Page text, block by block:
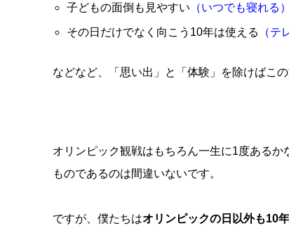
子どもの面倒も見やすい （いつでも寝れる）
その日だけでなく向こう10年は使える （テ
などなど、「思い出」と「体験」を除けばこ
オリンピック観戦はもちろん一生に1度ある
ものであるのは間違いないです。
ですが、僕たちはオリンピックの日以外も10